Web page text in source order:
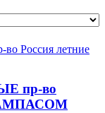
пр-во